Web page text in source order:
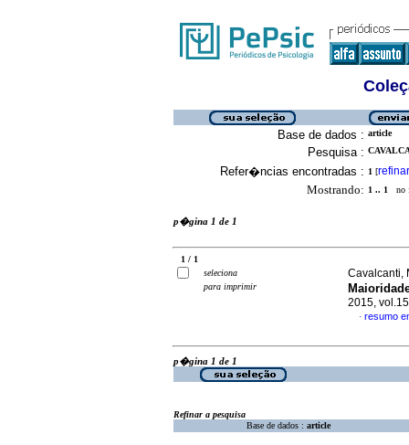
Base de dados : article
Pesquisa :
Refer�ncias encontradas : 1 [refinar
Mostrando: 1 .. 1 no
p�gina 1 de 1
1 / 1
seleciona
para imprimir
Cavalcanti,
2015,
· resumo
p�gina 1 de 1
Refinar a pesquisa
Base de dados : article